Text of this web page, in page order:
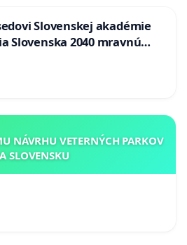
Slovenskej akadémie
Slovenska 2040 mravnú
NÁVRHU VETERNÝCH PARKOV
SLOVENSKU